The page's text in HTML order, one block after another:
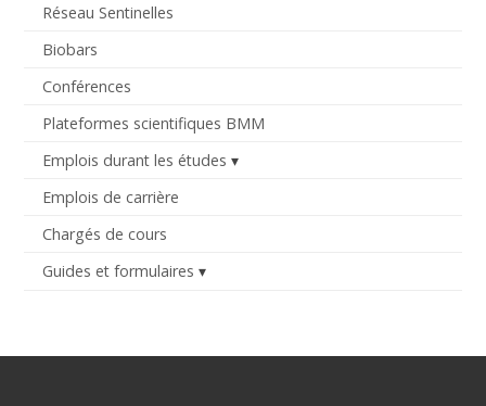
Réseau Sentinelles
Biobars
Conférences
Plateformes scientifiques BMM
Emplois durant les études
Emplois de carrière
Chargés de cours
Guides et formulaires